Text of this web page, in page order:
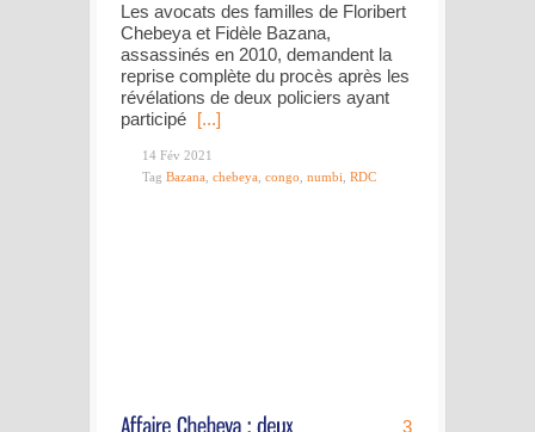
Les avocats des familles de Floribert
Chebeya et Fidèle Bazana,
assassinés en 2010, demandent la
reprise complète du procès après les
révélations de deux policiers ayant
participé [...]
14 Fév 2021
Tag Bazana chebeya congo numbi RDC
3